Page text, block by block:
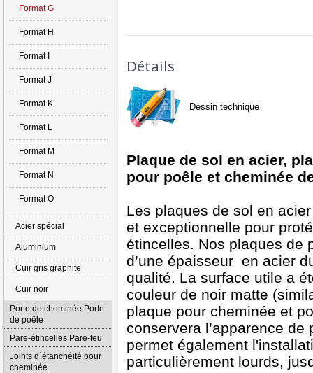
Détails
Dessin technique
Plaque de sol en acier,
pour poêle et cheminée
Les plaques de sol en
et exceptionnelle pour
étincelles. Nos plaques de
d’une épaisseur en acier
qualité. La surface utile a
couleur de noir matte
plaque pour cheminée et
conservera l’apparence
permet également
particulièrement lourds,
Format G
Format H
Format I
Format J
Format K
Format L
Format M
Format N
Format O
Acier spécial
Aluminium
Cuir gris graphite
Cuir noir
Porte de cheminée Porte
de poêle
Pare-étincelles Pare-feu
Joints d´étanchéité pour
cheminée